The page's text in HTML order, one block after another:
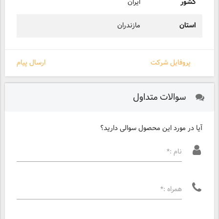
استان مازندران
ارسال پیام پروفایل شرکت
سوالات متداول
آیا در مورد این محصول سوالی دارید؟
نام :*
همراه :*